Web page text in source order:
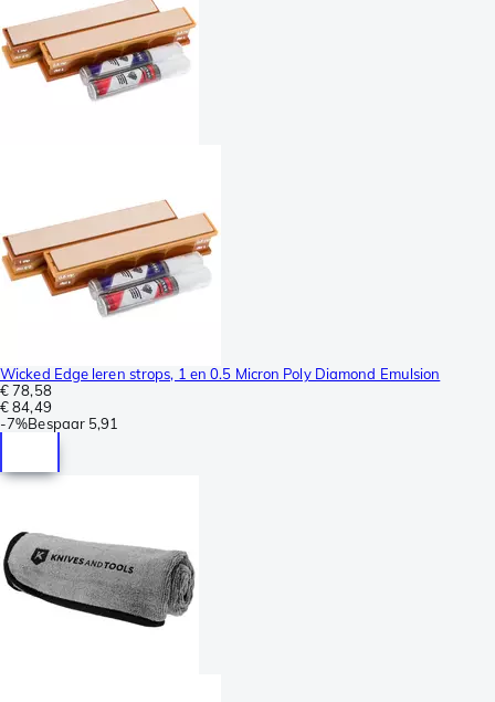
Wicked Edge leren strops, 1 en 0.5 Micron Poly Diamond Emulsion
€ 78,58
€ 84,49
-7%Bespaar 5,91